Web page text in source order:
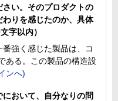
い。そのプロダクトの
わりを感じたのか、具体
字以内）
強く感じた製品は、コ
ある。この製品の構造設
おいて、自分なりの問